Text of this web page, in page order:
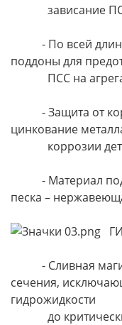
зависание ПСС
- По всей длине
поддоны для
ПСС на
- Защита от
цинкование
коррозии
- Материал
песка –
- Сливная
сечения,
гидрожидкости
до